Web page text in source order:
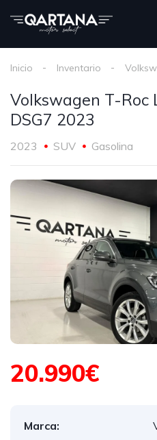
Inicio Inventario
Volkswagen T-Roc
DSG7 2023
2023 SUV Gasolina
20.990€
Marca: